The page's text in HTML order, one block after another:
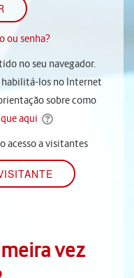
ou senha?
no seu navegador.
habilitá-los no Internet
sobre como
aqui
acesso a visitantes
vez